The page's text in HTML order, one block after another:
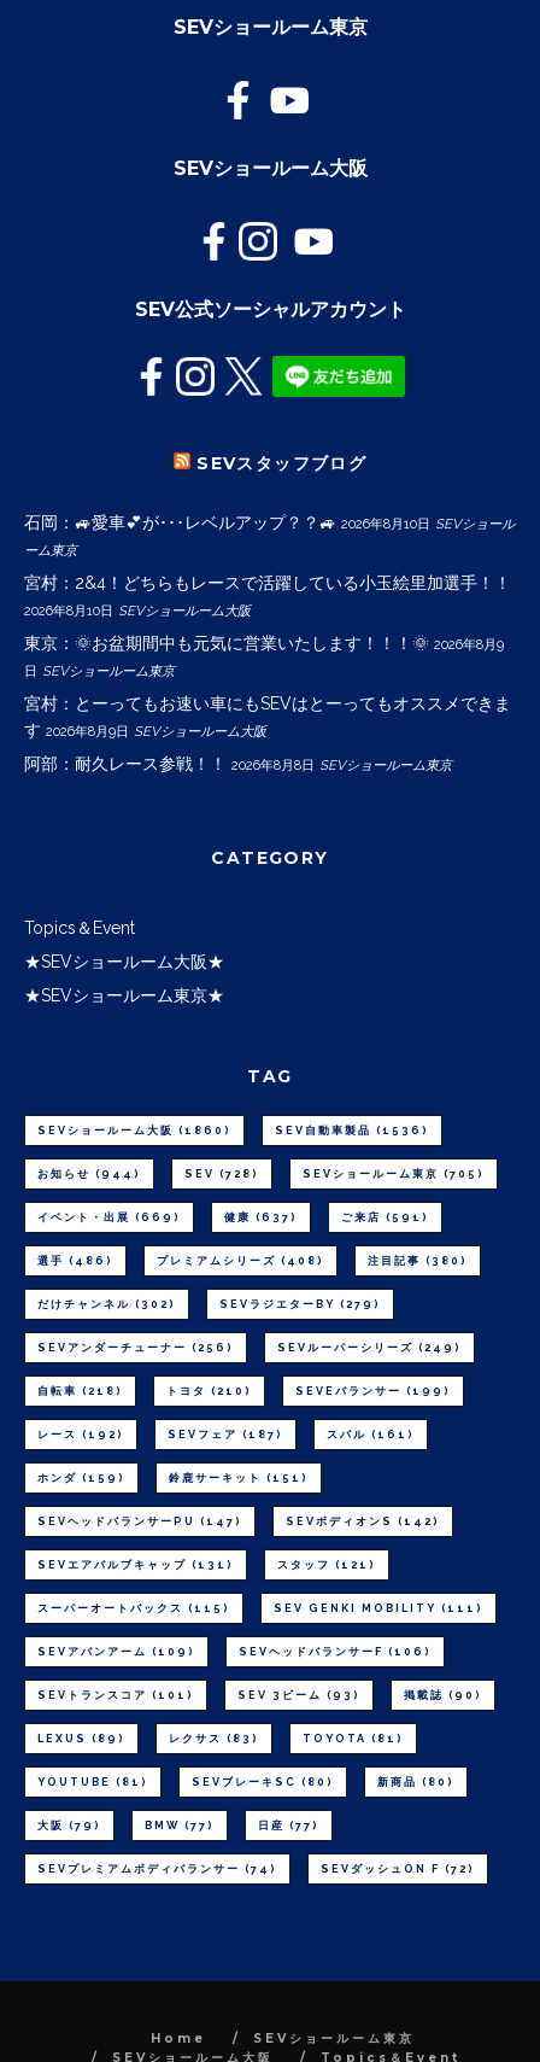
SEVショールーム東京
SEVショールーム大阪
SEV公式ソーシャルアカウント
SEVスタッフブログ
石岡：🚙愛車💕が･･･レベルアップ？？🚙 2026年8月10日 SEVショール
ーム東京
宮村：2&4！どちらもレースで活躍している小玉絵里加選手！！
2026年8月10日 SEVショールーム大阪
東京：🌞お盆期間中も元気に営業いたします！！！🌞 2026年8月9
日 SEVショールーム東京
宮村：とーってもお速い車にもSEVはとーってもオススメできま
す 2026年8月9日 SEVショールーム大阪
阿部：耐久レース参戦！！ 2026年8月8日 SEVショールーム東京
CATEGORY
Topics＆Event
★SEVショールーム大阪★
★SEVショールーム東京★
TAG
SEVショールーム大阪 (1860) SEV自動車製品 (1536)
お知らせ (944) SEV (728) SEVショールーム東京 (705)
イベント・出展 (669) 健康 (637) ご来店 (591)
選手 (486) プレミアムシリーズ (408) 注目記事 (380)
だけチャンネル (302) SEVラジエターBY (279)
SEVアンダーチューナー (256) SEVルーパーシリーズ (249)
自転車 (218) トヨタ (210) SEVEバランサー (199)
レース (192) SEVフェア (187) スバル (161)
ホンダ (159) 鈴鹿サーキット (151)
SEVヘッドバランサーPU (147) SEVボディオンS (142)
SEVエアバルブキャップ (131) スタッフ (121)
スーパーオートバックス (115) SEV GENKI MOBILITY (111)
SEVアバンアーム (109) SEVヘッドバランサーF (106)
SEVトランスコア (101) SEV 3ビーム (93) 掲載誌 (90)
LEXUS (89) レクサス (83) TOYOTA (81)
YOUTUBE (81) SEVブレーキSC (80) 新商品 (80)
大阪 (79) BMW (77) 日産 (77)
SEVプレミアムボディバランサー (74) SEVダッシュON F (72)
Home
SEVショールーム東京
SEVショールーム大阪
Topics＆Event